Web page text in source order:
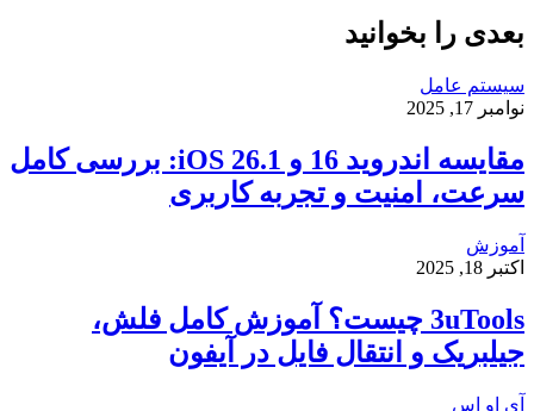
بعدی را بخوانید
سیستم عامل
نوامبر 17, 2025
مقایسه اندروید 16 و iOS 26.1: بررسی کامل
سرعت، امنیت و تجربه کاربری
آموزش
اکتبر 18, 2025
3uTools چیست؟ آموزش کامل فلش،
جیلبریک و انتقال فایل در آیفون
آی او اس